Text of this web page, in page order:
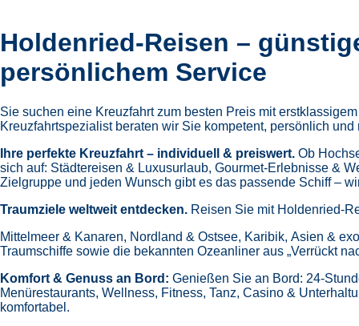
Holdenried-Reisen –
persönlichem Service
Sie suchen eine Kreuzfahrt zum besten Preis mit
Kreuzfahrtspezialist beraten wir Sie kompetent, persönlich
Ihre perfekte Kreuzfahrt – individuell & preiswert. Ob
sich auf: Städtereisen & Luxusurlaub, Gourmet-Erlebnisse &
Zielgruppe und jeden Wunsch gibt es das passende Schiff –
Traumziele weltweit entdecken. Reisen Sie mit Holdenried-
Mittelmeer & Kanaren, Nordland & Ostsee, Karibik, Asien &
Traumschiffe sowie die bekannten Ozeanliner aus „Verrückt
Komfort & Genuss an Bord: Genießen Sie an Bord: 24-
Menürestaurants, Wellness, Fitness, Tanz, Casino &
komfortabel.